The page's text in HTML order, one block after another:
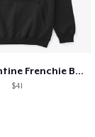
Cute Valentine Frenchie Bulldog
$41